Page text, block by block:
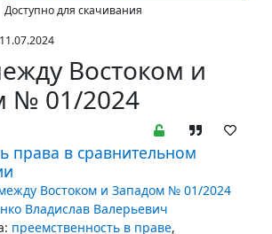
Доступно для скачивания
Востоком и
№ 01/2024
права в сравнительном
Востоком и Западом № 01/2024
Владислав Валерьевич
преемственность в праве,